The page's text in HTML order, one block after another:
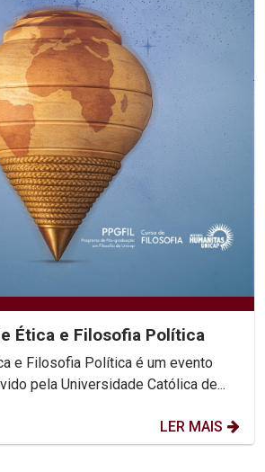
Ética e Filosofia Política
e Filosofia Política é um evento
pela Universidade Católica de...
LER MAIS